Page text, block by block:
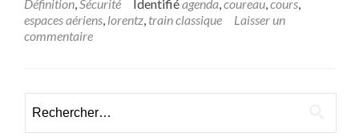
Définition,Sécurité Identifiéagenda,coureau,cours,
espaces aériens, lorentz, train classique
Laisser un
commentaire